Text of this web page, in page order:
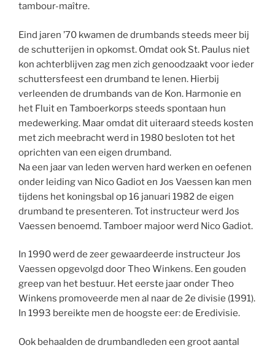
tambour-maître.
Eind jaren ’70 kwamen de drumbands steeds meer bij
de schutterijen in opkomst. Omdat ook St. Paulus niet
kon achterblijven zag men zich genoodzaakt voor ieder
schuttersfeest een drumband te lenen. Hierbij
verleenden de drumbands van de Kon. Harmonie en
het Fluit en Tamboerkorps steeds spontaan hun
medewerking. Maar omdat dit uiteraard steeds kosten
met zich meebracht werd in 1980 besloten tot het
oprichten van een eigen drumband.
Na een jaar van leden werven hard werken en oefenen
onder leiding van Nico Gadiot en Jos Vaessen kan men
tijdens het koningsbal op 16 januari 1982 de eigen
drumband te presenteren. Tot instructeur werd Jos
Vaessen benoemd. Tamboer majoor werd Nico Gadiot.
In 1990 werd de zeer gewaardeerde instructeur Jos
Vaessen opgevolgd door Theo Winkens. Een gouden
greep van het bestuur. Het eerste jaar onder Theo
Winkens promoveerde men al naar de 2e divisie (1991).
In 1993 bereikte men de hoogste eer: de Eredivisie.
Ook behaalden de drumbandleden een groot aantal